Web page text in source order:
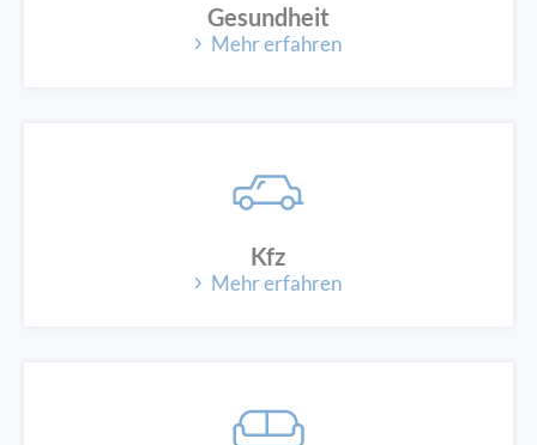
Gesundheit
Mehr erfahren
Kfz
Mehr erfahren